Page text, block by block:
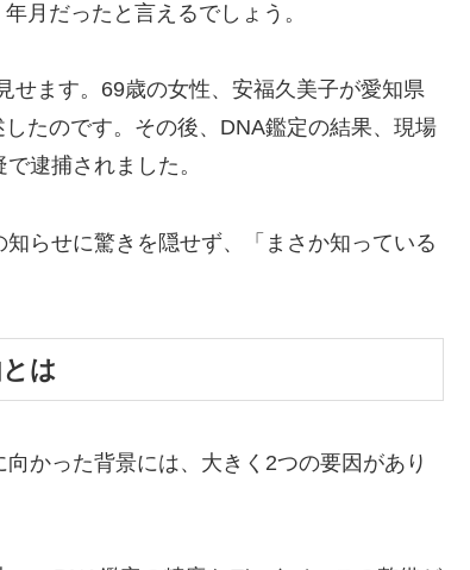
月だったと言えるでしょう。
せます。69歳の女性、安福久美子が愛知県
たのです。その後、DNA鑑定の結果、現場
逮捕されました。
らせに驚きを隠せず、「まさか知っている
は
かった背景には、大きく2つの要因があり